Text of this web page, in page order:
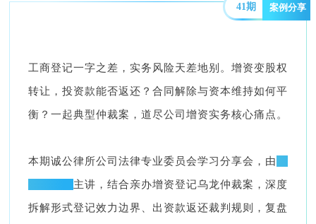
41期 案例分享
工商登记一字之差，实务风险天差地别。增资变股权
转让，投资款能否返还？合同解除与资本维持如何平
衡？一起典型仲裁案，道尽公司增资实务核心痛点。
本期诚公律所公司法律专业委员会学习分享会，由
主讲，结合亲办增资登记乌龙仲裁案，深度
拆解形式登记效力边界、出资款返还裁判规则，复盘